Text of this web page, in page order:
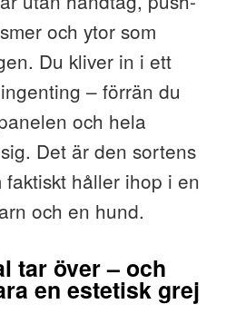
och ytor som
Du kliver in i ett
– förrän du
och hela
Det är den sortens
faktiskt håller ihop i en
och en hund.
tar över – och
en estetisk grej